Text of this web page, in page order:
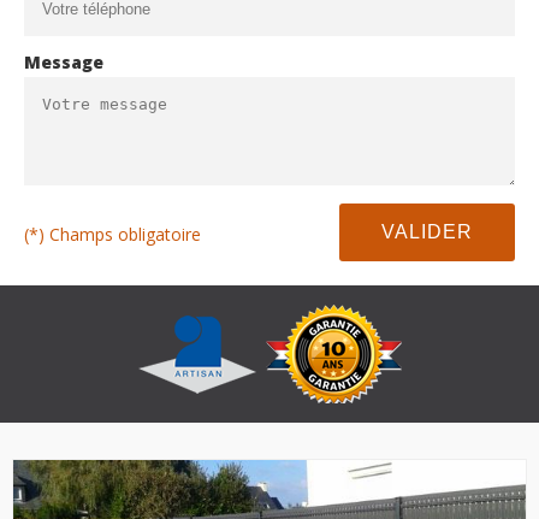
Message
(*) Champs obligatoire